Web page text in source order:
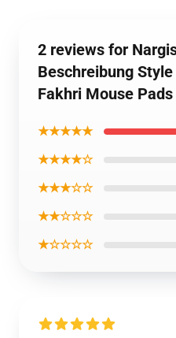
2 reviews for
Beschreibung
Fakhri Mouse Pads
★★★★★
★★★★☆
★★★☆☆
★★☆☆☆
★☆☆☆☆